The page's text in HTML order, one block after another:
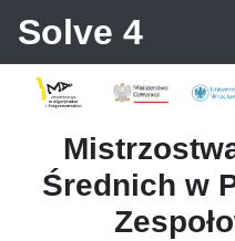
Solve 4
Średnich w